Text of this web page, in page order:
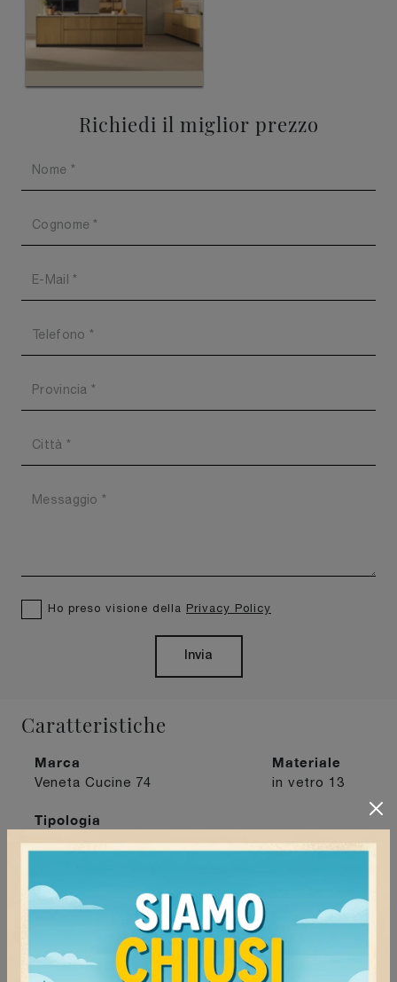
Richiedi il miglior prezzo
Ho preso visione della Privacy Policy
Invia
Caratteristiche
Marca
Veneta Cucine 74
Materiale
in vetro 13
Tipologia
con penisola37
Mede47 Milano 59 Mortara